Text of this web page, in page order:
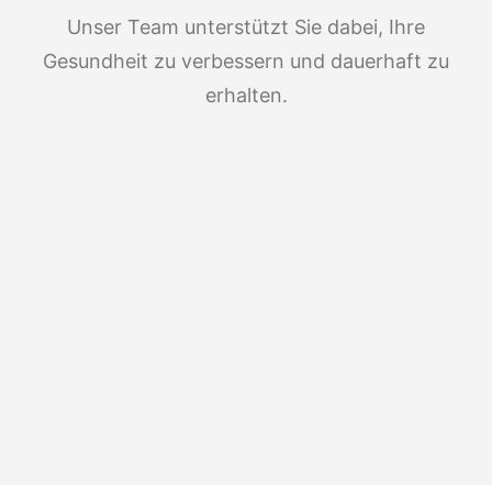
Unser Team unterstützt Sie dabei, Ihre
Gesundheit zu verbessern und dauerhaft zu
erhalten.